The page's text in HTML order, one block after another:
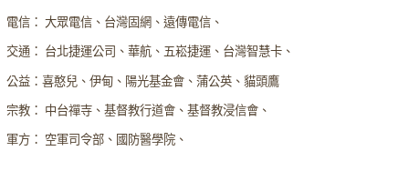
電信： 大眾電信、台灣固網、遠傳電信、
交通： 台北捷運公司、華航、五崧捷運、台灣智慧卡、
公益：喜憨兒、伊甸、陽光基金會、蒲公英、貓頭鷹
宗教： 中台禪寺、基督教行道會、基督教浸信會、
軍方： 空軍司令部、國防醫學院、